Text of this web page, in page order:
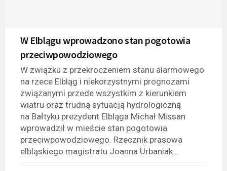
W Elblągu wprowadzono stan pogotowia
przeciwpowodziowego
W związku z przekroczeniem stanu alarmowego
na rzece Elbląg i niekorzystnymi prognozami
związanymi przede wszystkim z kierunkiem
wiatru oraz trudną sytuacją hydrologiczną
na Bałtyku prezydent Elbląga Michał Missan
wprowadził w mieście stan pogotowia
przeciwpowodziowego. Rzecznik prasowa
elbląskiego magistratu Joanna Urbaniak...